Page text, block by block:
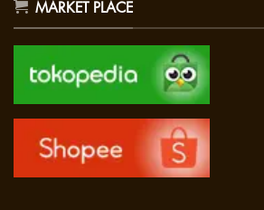
MARKET PLACE